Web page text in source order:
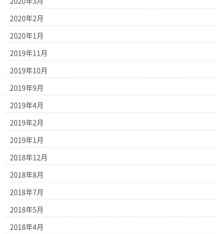
2020年2月
2020年1月
2019年11月
2019年10月
2019年9月
2019年4月
2019年2月
2019年1月
2018年12月
2018年8月
2018年7月
2018年5月
2018年4月